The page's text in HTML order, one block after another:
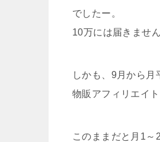
でしたー。
10万には届きませ
しかも、9月から
物販アフィリエイ
このままだと月1～